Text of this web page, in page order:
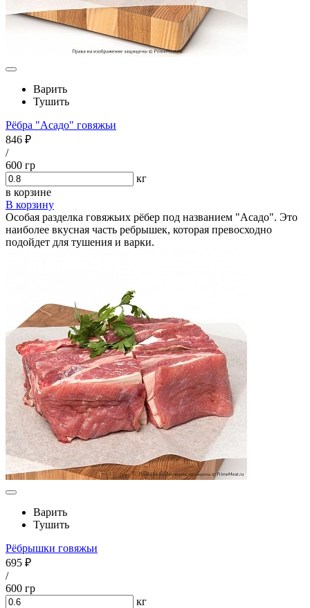
Варить
Тушить
Рёбра "Асадо" говяжьи
846 ₽
/
600 гр
кг
в корзине
В корзину
Особая разделка говяжьих рёбер под названием "Асадо". Это
наиболее вкусная часть ребрышек, которая превосходно
подойдет для тушения и варки.
Варить
Тушить
Рёбрышки говяжьи
695 ₽
/
600 гр
кг